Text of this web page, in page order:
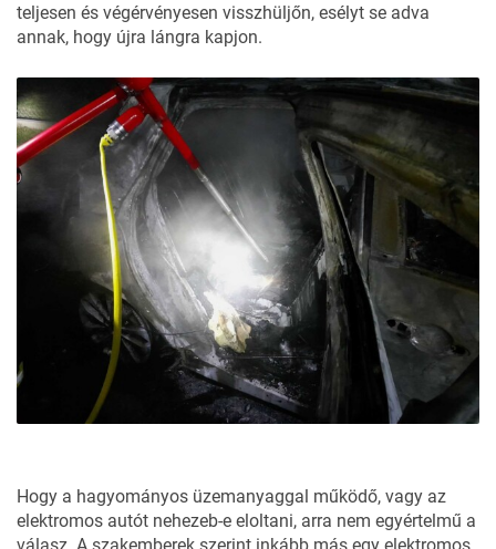
teljesen és végérvényesen visszhüljőn, esélyt se adva
annak, hogy újra lángra kapjon.
Hogy a hagyományos üzemanyaggal működő, vagy az
elektromos autót nehezeb-e eloltani, arra nem egyértelmű a